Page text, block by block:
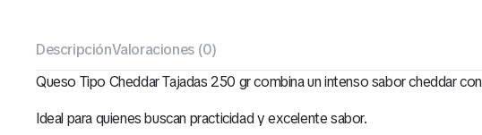
DescripciónValoraciones (0)
Queso Tipo Cheddar Tajadas 250 gr combina un intenso sabor cheddar
Ideal para quienes buscan practicidad y excelente sabor.